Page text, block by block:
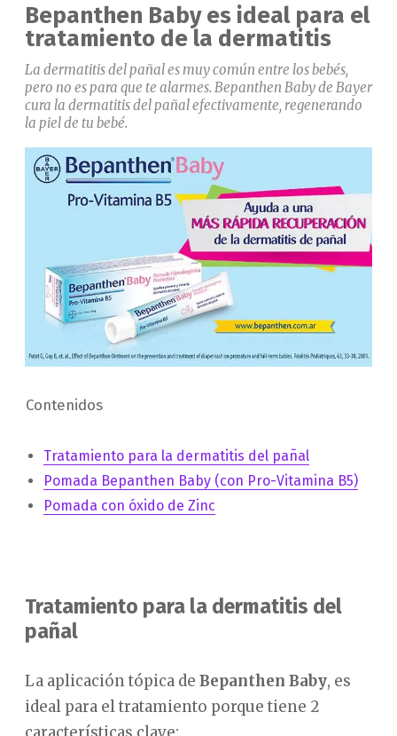
Bepanthen Baby es ideal para el
tratamiento de la dermatitis
La dermatitis del pañal es muy común entre los bebés,
pero no es para que te alarmes. Bepanthen Baby de Bayer
cura la dermatitis del pañal efectivamente, regenerando
la piel de tu bebé.
Contenidos
Tratamiento para la dermatitis del pañal
Pomada Bepanthen Baby (con Pro-Vitamina B5)
Pomada con óxido de Zinc
Tratamiento para la dermatitis del
pañal
La aplicación tópica de Bepanthen Baby, es
ideal para el tratamiento porque tiene 2